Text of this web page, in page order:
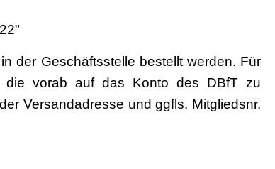
der Geschäftsstelle bestellt werden. Für
die vorab auf das Konto des DBfT zu
Versandadresse und ggfls. Mitgliedsnr.